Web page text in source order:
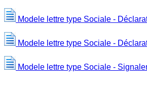
Modele lettre type Sociale -
Modele lettre type Sociale -
Modele lettre type Sociale -